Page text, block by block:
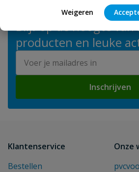
Weigeren
Blijf op de hoogte van
producten en leuke
Inschrijven
Klantenservice
Bestellen
Onze